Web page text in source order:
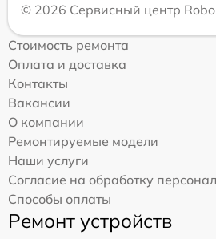
© 2026 Сервисный центр
Стоимость ремонта
Оплата и доставка
Контакты
Вакансии
О компании
Ремонтируемые модели
Наши услуги
Согласие на обработку
Способы оплаты
Ремонт устройств